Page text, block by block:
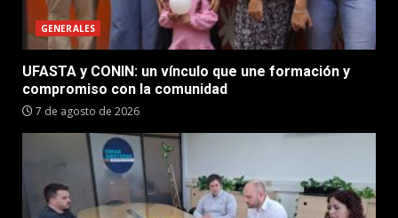
GENERALES
UFASTA y CONIN: un vínculo que une formación y
compromiso con la comunidad
7 de agosto de 2026